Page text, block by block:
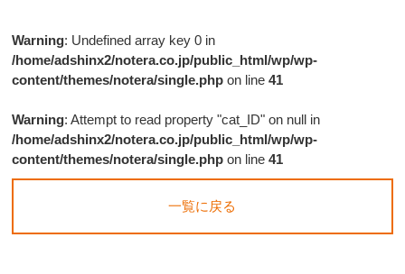
Warning: Undefined array key 0 in
/home/adshinx2/notera.co.jp/public_html/wp/wp-
content/themes/notera/single.php on line41
Warning: Attempt to read property "cat_ID" on null in
/home/adshinx2/notera.co.jp/public_html/wp/wp-
content/themes/notera/single.php on line41
一覧に戻る